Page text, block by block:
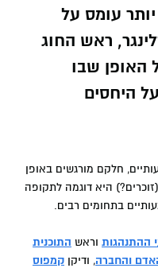
יותר עומס על
ראש החוג
האופן שבו
היחסים
חלקם מורגשים באופן
היא דוגמה לתקופה
בתחומים רבים.
ההתנהגות וראש התוכנית
והחברה, ודיקן קמפוס